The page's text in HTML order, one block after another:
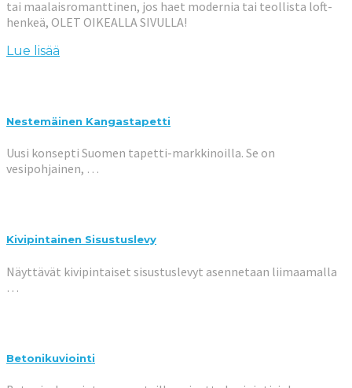
tai maalaisromanttinen, jos haet modernia tai teollista loft-
henkeä, OLET OIKEALLA SIVULLA!
Lue lisää
Nestemäinen Kangastapetti
Uusi konsepti Suomen tapetti-markkinoilla. Se on
vesipohjainen, …
Kivipintainen Sisustuslevy
Näyttävät kivipintaiset sisustuslevyt asennetaan liimaamalla
…
Betonikuviointi